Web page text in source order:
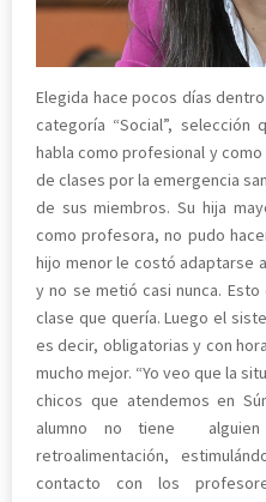
Elegida hace pocos días
categoría “Social”, selección
habla como profesional y como
de clases por la emergencia
de sus miembros. Su hija
como profesora, no pudo
hijo menor le costó adaptarse
y no se metió casi nunca.
clase que quería. Luego el
es decir, obligatorias y con
mucho mejor. “Yo veo que la
chicos que atendemos en
alumno no tiene alguien
retroalimentación,
contacto con los